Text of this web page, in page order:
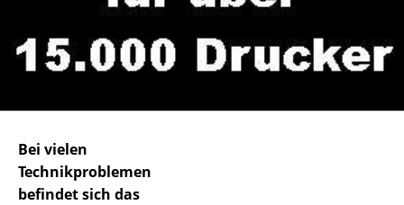
Bei vielen
Technikproblemen
befindet sich das